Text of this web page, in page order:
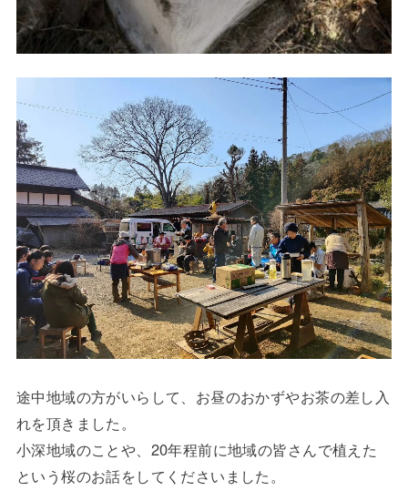
途中地域の方がいらして、お昼のおかずやお茶の差し入
れを頂きました。
小深地域のことや、20年程前に地域の皆さんで植えた
という桜のお話をしてくださいました。